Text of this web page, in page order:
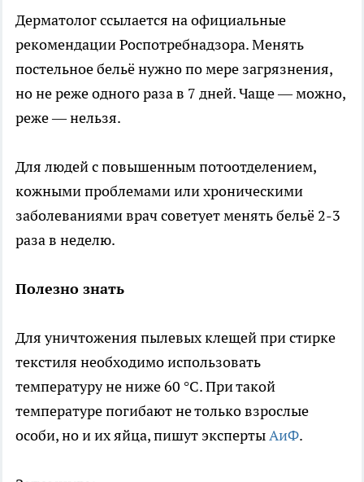
Дерматолог ссылается на официальные
рекомендации Роспотребнадзора. Менять
постельное бельё нужно по мере загрязнения,
но не реже одного раза в 7 дней. Чаще — можно,
реже — нельзя.
Для людей с повышенным потоотделением,
кожными проблемами или хроническими
заболеваниями врач советует менять бельё 2-3
раза в неделю.
Полезно знать
Для уничтожения пылевых клещей при стирке
текстиля необходимо использовать
температуру не ниже 60 °C. При такой
температуре погибают не только взрослые
особи, но и их яйца, пишут экспертыАиФ.